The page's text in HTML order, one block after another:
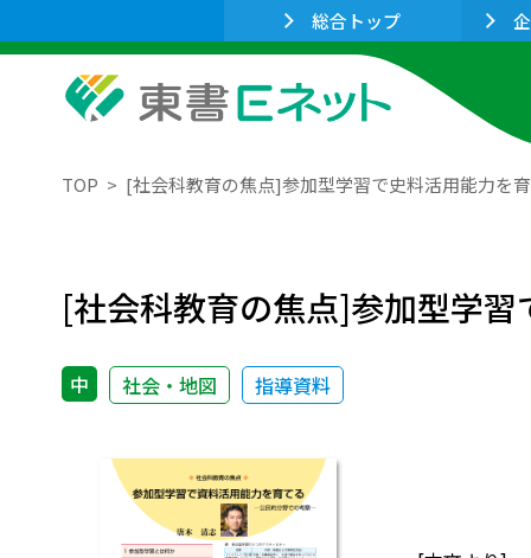
総合トップ
TOP [社会科教育の焦点]参加型学習で史料活用能力を
[社会科教育の焦点]参加型学
中 社会・地図 指導資料